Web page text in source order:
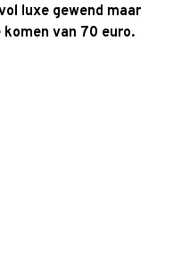
luxe gewend maar
van 70 euro.